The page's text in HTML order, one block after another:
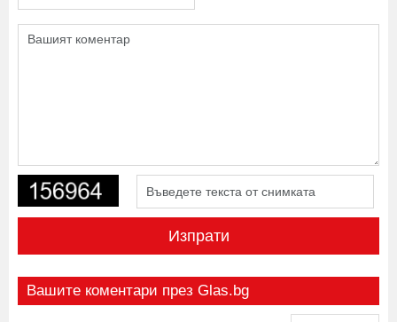
Изпрати
Вашите коментари през Glas.bg